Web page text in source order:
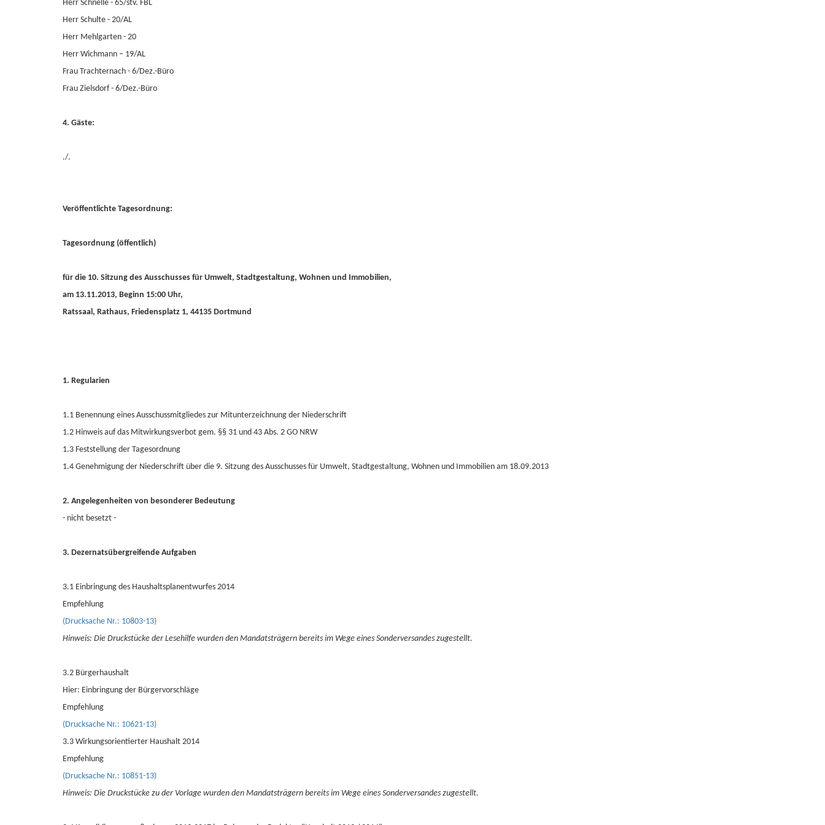
Herr Schnelle - 65/stv. FBL
Herr Schulte - 20/AL
Herr Mehlgarten - 20
Herr Wichmann – 19/AL
Frau Trachternach - 6/Dez.-Büro
Frau Zielsdorf - 6/Dez.-Büro
4. Gäste:
./.
Veröffentlichte Tagesordnung:
Tagesordnung (öffentlich)
für die 10. Sitzung des Ausschusses für Umwelt, Stadtgestaltung, Wohnen und Immobilien,
am 13.11.2013, Beginn 15:00 Uhr,
Ratssaal, Rathaus, Friedensplatz 1, 44135 Dortmund
1. Regularien
1.1 Benennung eines Ausschussmitgliedes zur Mitunterzeichnung der Niederschrift
1.2 Hinweis auf das Mitwirkungsverbot gem. §§ 31 und 43 Abs. 2 GO NRW
1.3 Feststellung der Tagesordnung
1.4 Genehmigung der Niederschrift über die 9. Sitzung des Ausschusses für Umwelt, Stadtgestaltung, Wohnen und Immobilien am 18.09.2013
2. Angelegenheiten von besonderer Bedeutung
- nicht besetzt -
3. Dezernatsübergreifende Aufgaben
3.1 Einbringung des Haushaltsplanentwurfes 2014
Empfehlung
(Drucksache Nr.: 10803-13)
Hinweis: Die Druckstücke der Lesehilfe wurden den Mandatsträgern bereits im Wege eines Sonderversandes zugestellt.
3.2 Bürgerhaushalt
Hier: Einbringung der Bürgervorschläge
Empfehlung
(Drucksache Nr.: 10621-13)
3.3 Wirkungsorientierter Haushalt 2014
Empfehlung
(Drucksache Nr.: 10851-13)
Hinweis: Die Druckstücke zu der Vorlage wurden den Mandatsträgern bereits im Wege eines Sonderversandes zugestellt.